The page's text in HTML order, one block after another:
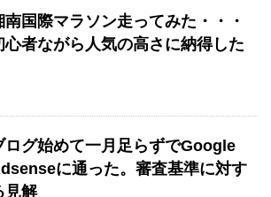
南国際マラソン走ってみた・・・
心者ながら人気の高さに納得した
ログ始めて一月足らずでGoogle
に通った。審査基準に対す
見解